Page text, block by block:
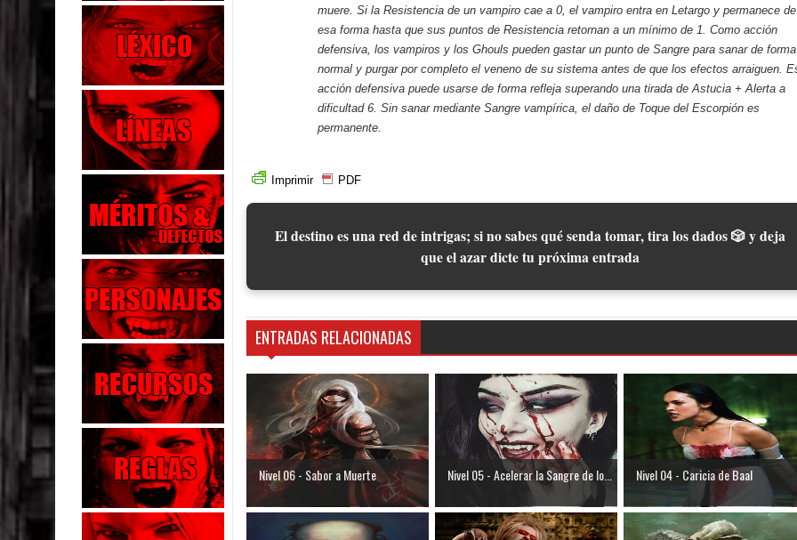
muere. Si la Resistencia de un vampiro cae a 0, el vampiro entra en Letargo y permanece de
esa forma hasta que sus puntos de Resistencia retornan a un mínimo de 1. Como acción
defensiva, los vampiros y los Ghouls pueden gastar un punto de Sangre para sanar de forma
normal y purgar por completo el veneno de su sistema antes de que los efectos arraiguen.
acción defensiva puede usarse de forma refleja superando una tirada de Astucia + Alerta a
dificultad 6. Sin sanar mediante Sangre vampírica, el daño de Toque del Escorpión es
permanente.
Imprimir PDF
El destino es una red de intrigas; si no sabes qué senda tomar, tira los dados 🎲 y deja
que el azar dicte tu próxima entrada
ENTRADAS RELACIONADAS
Nivel 06 - Sabor a Muerte Nivel 05 - Acelerar la Sangre de lo... Nivel 04 - Caricia de Baal